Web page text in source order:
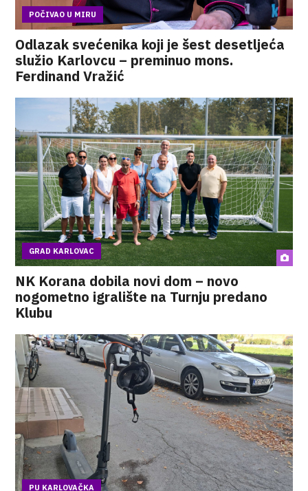
POČIVAO U MIRU
Odlazak svećenika koji je šest desetljeća
služio Karlovcu – preminuo mons.
Ferdinand Vražić
GRAD KARLOVAC
NK Korana dobila novi dom – novo
nogometno igralište na Turnju predano
Klubu
PU KARLOVAČKA